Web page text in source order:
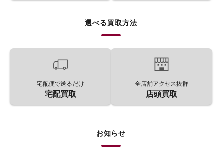
選べる買取方法
宅配便で送るだけ
宅配買取
全店舗アクセス抜群
店頭買取
お知らせ